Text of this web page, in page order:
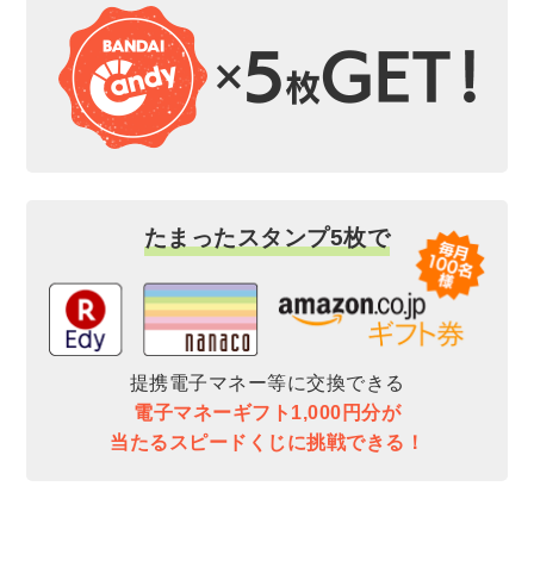
たまったスタンプ5枚で
提携電子マネー等に交換できる
電子マネーギフト1,000円分が
当たるスピードくじに挑戦できる！